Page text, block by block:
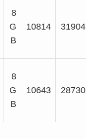
8
G
B
10814 31904
8
G
B
10643 28730